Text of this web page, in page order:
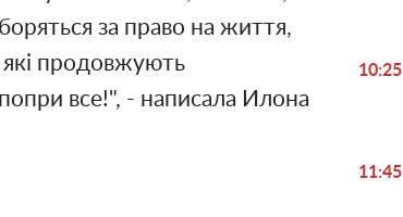
за право на життя,
які продовжують
все!", - написала Илона
10:25
11:45